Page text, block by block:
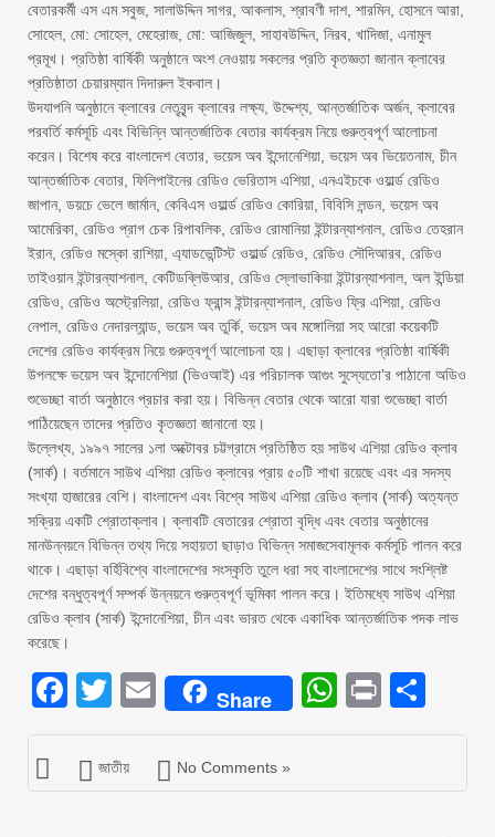
বেতারকর্মী এস এম সবুজ, সালাউদ্দিন সাগর, আকলাস, শ্রাবণী দাশ, শারমিন, হোসনে আরা,
সোহেল, মো: সোহেল, মেহেরাজ, মো: আজিজুল, সাহাবউদ্দিন, নিরব, খাদিজা, এনামুল
প্রমূখ। প্রতিষ্ঠা বার্ষিকী অনুষ্ঠানে অংশ নেওয়ায় সকলের প্রতি কৃতজ্ঞতা জানান ক্লাবের
প্রতিষ্ঠাতা চেয়ারম্যান দিদারুল ইকবাল।
উদযাপনি অনুষ্ঠানে ক্লাবের নেতৃবৃন্দ ক্লাবের লক্ষ্য, উদ্দেশ্য, আন্তর্জাতিক অর্জন, ক্লাবের
পরবর্তি কর্মসূচি এবং বিভিন্নি আন্তর্জাতিক বেতার কার্যক্রম নিয়ে গুরুত্বপূর্ণ আলোচনা
করেন। বিশেষ করে বাংলাদেশ বেতার, ভয়েস অব ইন্দোনেশিয়া, ভয়েস অব ভিয়েতনাম, চীন
আন্তর্জাতিক বেতার, ফিলিপাইনের রেডিও ভেরিতাস এশিয়া, এনএইচকে ওয়ার্ল্ড রেডিও
জাপান, ডয়চে ভেলে জার্মান, কেবিএস ওয়ার্ল্ড রেডিও কোরিয়া, বিবিসি লন্ডন, ভয়েস অব
আমেরিকা, রেডিও প্রাগ চেক রিপাবলিক, রেডিও রোমানিয়া ইন্টারন্যাশনাল, রেডিও তেহরান
ইরান, রেডিও মস্কো রাশিয়া, এ্যাডভেন্টিস্ট ওয়ার্ল্ড রেডিও, রেডিও সৌদিআরব, রেডিও
তাইওয়ান ইন্টারন্যাশনাল, কেটিডব্লিউআর, রেডিও স্লোভাকিয়া ইন্টারন্যাশনাল, অল ইন্ডিয়া
রেডিও, রেডিও অস্ট্রেলিয়া, রেডিও ফ্রান্স ইন্টারন্যাশনাল, রেডিও ফ্রি এশিয়া, রেডিও
নেপাল, রেডিও নেদারল্যান্ড, ভয়েস অব তুর্কি, ভয়েস অব মঙ্গোলিয়া সহ আরো কয়েকটি
দেশের রেডিও কার্যক্রম নিয়ে গুরুত্বপূর্ণ আলোচনা হয়। এছাড়া ক্লাবের প্রতিষ্ঠা বার্ষিকী
উপলক্ষে ভয়েস অব ইন্দোনেশিয়া (ভিওআই) এর পরিচালক আগুং সুস্যেতো’র পাঠানো অডিও
শুভেচ্ছা বার্তা অনুষ্ঠানে প্রচার করা হয়। বিভিন্ন বেতার থেকে আরো যারা শুভেচ্ছা বার্তা
পাঠিয়েছেন তাদের প্রতিও কৃতজ্ঞতা জানানো হয়।
উল্লেখ্য, ১৯৯৭ সালের ১লা অক্টোবর চট্টগ্রামে প্রতিষ্ঠিত হয় সাউথ এশিয়া রেডিও ক্লাব
(সার্ক)। বর্তমানে সাউথ এশিয়া রেডিও ক্লাবের প্রায় ৫০টি শাখা রয়েছে এবং এর সদস্য
সংখ্যা হাজারের বেশি। বাংলাদেশ এবং বিশ্বে সাউথ এশিয়া রেডিও ক্লাব (সার্ক) অত্যন্ত
সক্রিয় একটি শ্রোতাক্লাব। ক্লাবটি বেতারের শ্রোতা বৃদ্ধি এবং বেতার অনুষ্ঠানের
মানউন্নয়নে বিভিন্ন তথ্য দিয়ে সহায়তা ছাড়াও বিভিন্ন সমাজসেবামূলক কর্মসূচি পালন করে
থাকে। এছাড়া বর্হিবিশ্বে বাংলাদেশের সংস্কৃতি তুলে ধরা সহ বাংলাদেশের সাথে সংশ্লিষ্ট
দেশের বন্ধুত্বপূর্ণ সম্পর্ক উন্নয়নে গুরুত্বপূর্ণ ভূমিকা পালন করে। ইতিমধ্যে সাউথ এশিয়া
রেডিও ক্লাব (সার্ক) ইন্দোনেশিয়া, চীন এবং ভারত থেকে একাধিক আন্তর্জাতিক পদক লাভ
করেছে।
Facebook
Twitter
EmailShare Print
জাতীয় No Comments »